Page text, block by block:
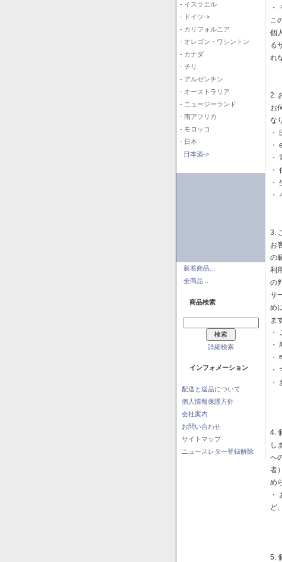
- イスラエル
- ドイツ->
- カリフォルニア
- オレゴン・ワシントン
- カナダ
- チリ
- アルゼンチン
- オーストラリア
- ニュージーランド
- 南アフリカ
- モロッコ
- 日本
日本酒->
新着商品...
全商品...
商品検索
詳細検索
インフォメーション
配送と返品について
個人情報保護方針
会社案内
お問い合わせ
サイトマップ
ニュースレター登録解除
・
こ
個
る
れ
2.
お
な
・
・
・
・
・
・
3.
お
の
利
の
サ
め
ま
・
・
・
・
・
4.
し
へ
者
め
・
ど
5.